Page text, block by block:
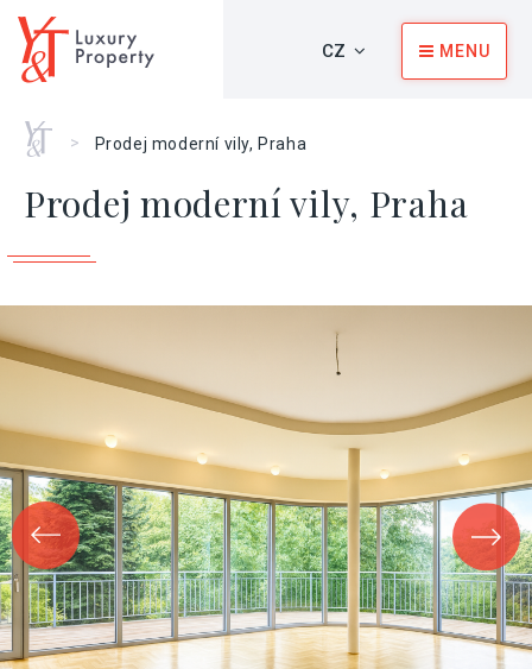
CZ MENU
Home
> Prodej moderní vily, Praha
Prodej moderní vily, Praha